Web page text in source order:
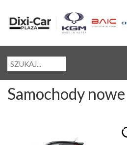
Samochody nowe